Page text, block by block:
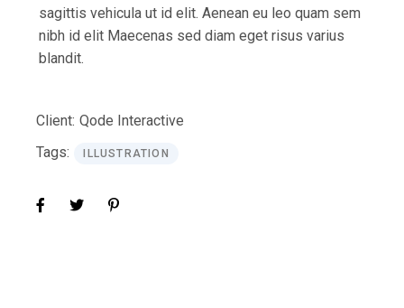
sagittis vehicula ut id elit. Aenean eu leo quam sem
nibh id elit Maecenas sed diam eget risus varius
blandit.
Client: Qode Interactive
Tags:
ILLUSTRATION